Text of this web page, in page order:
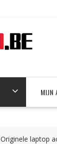
MIJN
Originele laptop